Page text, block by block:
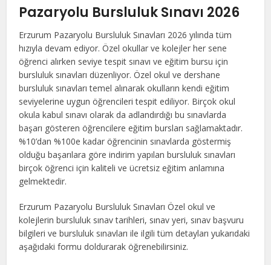
Pazaryolu Bursluluk Sınavı 2026
Erzurum Pazaryolu Bursluluk Sınavları 2026 yılında tüm
hızıyla devam ediyor. Özel okullar ve kolejler her sene
öğrenci alırken seviye tespit sınavı ve eğitim bursu için
bursluluk sınavları düzenliyor. Özel okul ve dershane
bursluluk sınavları temel alınarak okulların kendi eğitim
seviyelerine uygun öğrencileri tespit ediliyor. Birçok okul
okula kabul sınavı olarak da adlandırdığı bu sınavlarda
başarı gösteren öğrencilere eğitim bursları sağlamaktadır.
%10’dan %100e kadar öğrencinin sınavlarda göstermiş
olduğu başarılara göre indirim yapılan bursluluk sınavları
birçok öğrenci için kaliteli ve ücretsiz eğitim anlamına
gelmektedir.
Erzurum Pazaryolu Bursluluk Sınavları Özel okul ve
kolejlerin bursluluk sınav tarihleri, sınav yeri, sınav başvuru
bilgileri ve bursluluk sınavları ile ilgili tüm detayları yukarıdaki
aşağıdaki formu doldurarak öğrenebilirsiniz.